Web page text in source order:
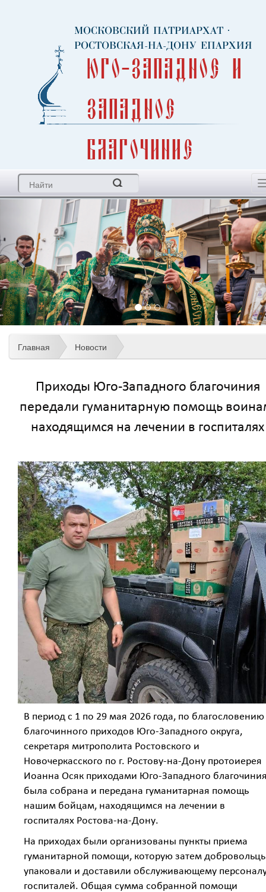
МОСКОВСКИЙ ПАТРИАРХАТ ·
РОСТОВСКАЯ-НА-ДОНУ ЕПАРХИЯ
Юго-Западное и
Западное
благочиние
Главная Новости
Приходы Юго-Западного благочиния
передали гуманитарную помощь
находящимся на лечении в госпиталях
В период с 1 по 29 мая 2026 года, по благословению
благочинного приходов Юго-Западного округа,
секретаря митрополита Ростовского и
Новочеркасского по г. Ростову-на-Дону протоиерея
Иоанна Осяк приходами Юго-Западного
была собрана и передана гуманитарная помощь
нашим бойцам, находящимся на лечении в
госпиталях Ростова-на-Дону.
На приходах были организованы пункты приема
гуманитарной помощи, которую затем
упаковали и доставили обслуживающему
госпиталей. Общая сумма собранной помощи